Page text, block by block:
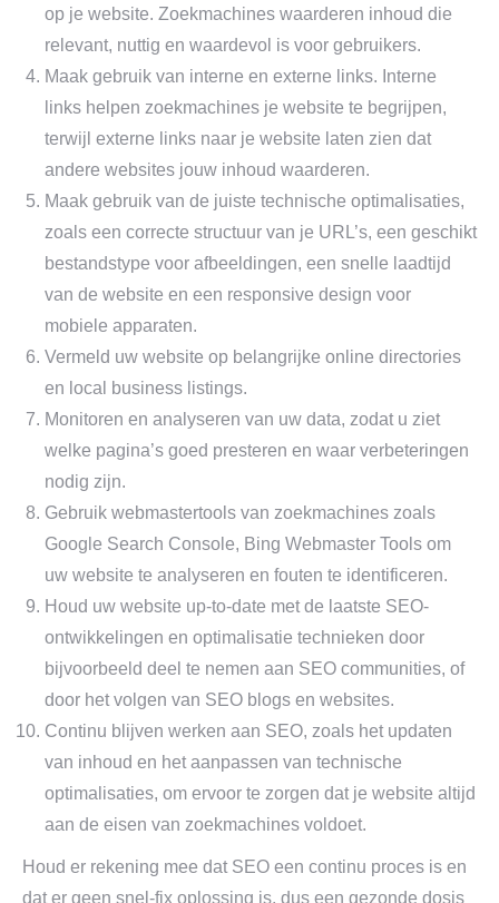
op je website. Zoekmachines waarderen inhoud die
relevant, nuttig en waardevol is voor gebruikers.
Maak gebruik van interne en externe links. Interne
links helpen zoekmachines je website te begrijpen,
terwijl externe links naar je website laten zien dat
andere websites jouw inhoud waarderen.
Maak gebruik van de juiste technische optimalisaties,
zoals een correcte structuur van je URL’s, een geschikt
bestandstype voor afbeeldingen, een snelle laadtijd
van de website en een responsive design voor
mobiele apparaten.
Vermeld uw website op belangrijke online directories
en local business listings.
Monitoren en analyseren van uw data, zodat u ziet
welke pagina’s goed presteren en waar verbeteringen
nodig zijn.
Gebruik webmastertools van zoekmachines zoals
Google Search Console, Bing Webmaster Tools om
uw website te analyseren en fouten te identificeren.
Houd uw website up-to-date met de laatste SEO-
ontwikkelingen en optimalisatie technieken door
bijvoorbeeld deel te nemen aan SEO communities, of
door het volgen van SEO blogs en websites.
Continu blijven werken aan SEO, zoals het updaten
van inhoud en het aanpassen van technische
optimalisaties, om ervoor te zorgen dat je website altijd
aan de eisen van zoekmachines voldoet.
Houd er rekening mee dat SEO een continu proces is en
dat er geen snel-fix oplossing is, dus een gezonde dosis